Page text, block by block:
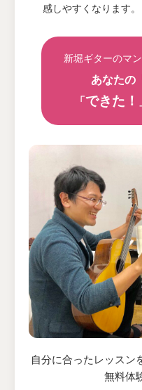
感しやすくなります。
新堀ギターのマ
あなたの
「できた！
自分に合ったレッスン
無料体